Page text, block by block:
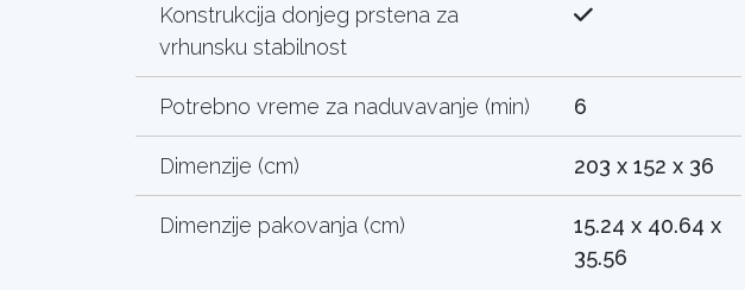
Konstrukcija donjeg prstena za
vrhunsku stabilnost
Potrebno vreme za naduvavanje (min) 6
Dimenzije (cm) 203 x 152 x 36
Dimenzije pakovanja (cm)
15.24 x 40.64 x
35.56